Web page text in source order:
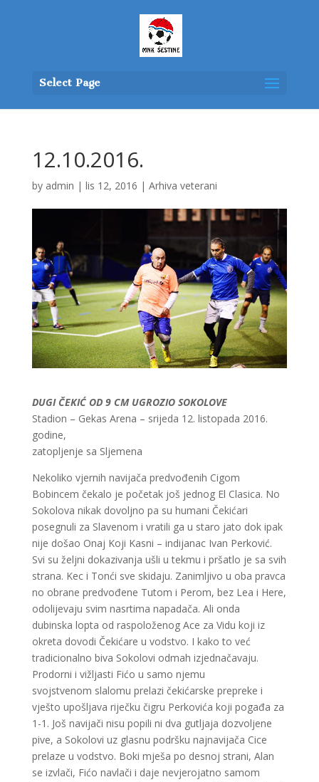
Select Page
12.10.2016.
by admin | lis 12, 2016 | Arhiva veterani
DUGI ČEKIĆ OD 9 CM UGROZIO SOKOLOVE
Stadion – Gekas Arena – srijeda 12. listopada 2016.
godine,
zatopljenje sa Sljemena
Nekoliko vjernih navijača predvođenih Cigom
Bobincem čekalo je početak još jednog El Clasica. No
Sokolova nikak dovoljno pa su humani Čekićari
posegnuli za Slavenom i vratili ga u staro jato dok ipak
nije došao Onaj Koji Kasni – indijanac Ivan Perković.
Svi su željni dokazivanja ušli u tekmu i pršatlo je sa svih
strana. Kec i Tonći sve skidaju. Zanimljivo u oba pravca
no obrane predvođene Tutom i Perom, bez Lea i Here,
odolijevaju svim nasrtima napadača. Ali onda
dubinska lopta od raspoloženog Ace za Vidu koji iz
okreta dovodi Čekićare u vodstvo. I kako to već
tradicionalno biva Sokolovi odmah izjednačavaju.
Prodorni i vižljasti Fićo u samo njemu
svojstvenom slalomu prelazi čekićarske prepreke i
vješto upošljava riječku čigru Perkovića koji pogađa za
1-1. Još navijači nisu popili ni dva gutljaja dozvoljene
pive, a Sokolovi uz glasnu podršku najnavijača Cice
prelaze u vodstvo. Boki mješa po desnoj strani, Alan
se izvlači, Fićo navlači i daje nevjerojatno samom